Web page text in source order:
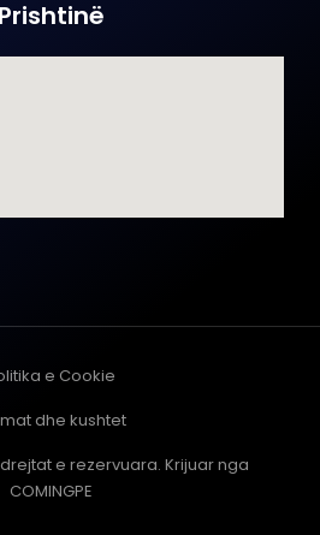
Prishtinë
e rezervuara. Krijuar nga
COMINGPE
e Cookie
dhe kushtet